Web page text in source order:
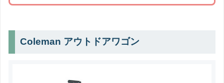
Coleman アウトドアワゴン